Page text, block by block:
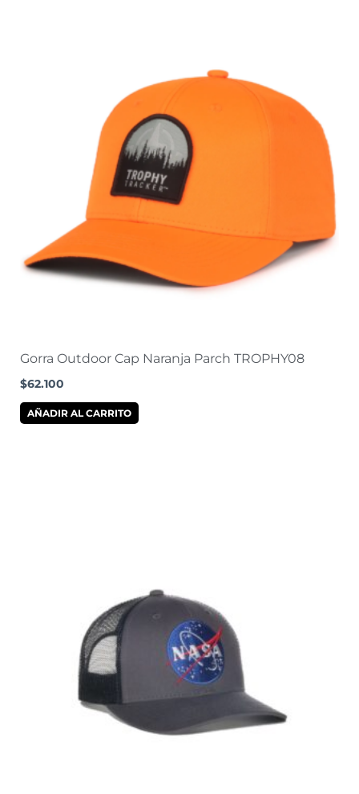
Gorra Outdoor Cap Naranja Parch TROPHY08
$62.100
AÑADIR AL CARRITO